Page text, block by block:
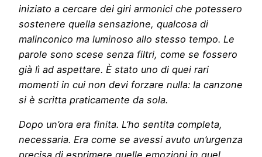
iniziato a cercare dei giri armonici che potessero
sostenere quella sensazione, qualcosa di
malinconico ma luminoso allo stesso tempo. Le
parole sono scese senza filtri, come se fossero
già lì ad aspettare. È stato uno di quei rari
momenti in cui non devi forzare nulla: la canzone
si è scritta praticamente da sola.
Dopo un’ora era finita. L’ho sentita completa,
necessaria. Era come se avessi avuto un’urgenza